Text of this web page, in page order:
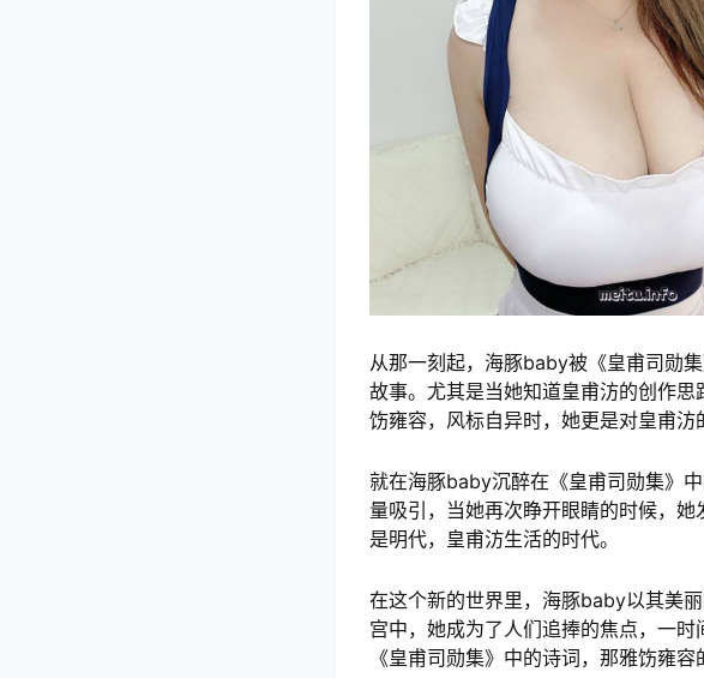
从那一刻起，海豚baby被《皇甫司勋
故事。尤其是当她知道皇甫汸的创作
饬雍容，风标自异时，她更是对皇甫汸
就在海豚baby沉醉在《皇甫司勋集》
量吸引，当她再次睁开眼睛的时候，
是明代，皇甫汸生活的时代。
在这个新的世界里，海豚baby以其美
宫中，她成为了人们追捧的焦点，一
《皇甫司勋集》中的诗词，那雅饬雍